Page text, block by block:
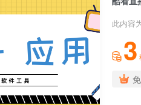
此内容
3